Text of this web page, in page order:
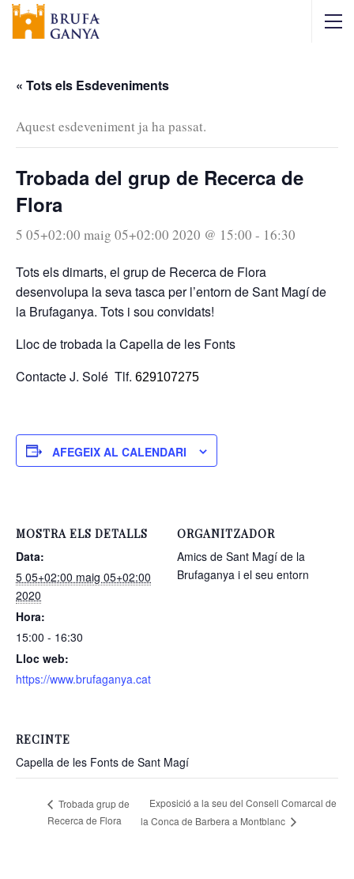
« Tots els Esdeveniments
Aquest esdeveniment ja ha passat.
Trobada del grup de Recerca de
Flora
5 05+02:00 maig 05+02:00 2020 @ 15:00 - 16:30
Tots els dimarts, el grup de Recerca de Flora
desenvolupa la seva tasca per l’entorn de Sant Magí de
la Brufaganya. Tots i sou convidats!
Lloc de trobada la Capella de les Fonts
Contacte J. Solé Tlf. 629107275
AFEGEIX AL CALENDARI
MOSTRA ELS DETALLS
Data:
5 05+02:00 maig 05+02:00
2020
Hora:
15:00 - 16:30
Lloc web:
https://www.brufaganya.cat
ORGANITZADOR
Amics de Sant Magí de la
Brufaganya i el seu entorn
RECINTE
Capella de les Fonts de Sant Magí
Trobada grup de
Recerca de Flora
Exposició a la seu del Consell Comarcal de
la Conca de Barbera a Montblanc